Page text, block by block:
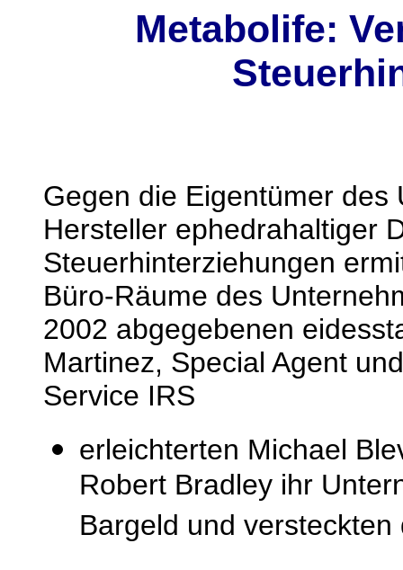
Metabolife:
Gegen die Eigentümer
Hersteller ephedrahaltiger
Steuerhinterziehungen
Büro-Räume des
2002 abgegebenen
Martinez, Special Agent
Service IRS
erleichterten Michael
Robert Bradley ihr
Bargeld und